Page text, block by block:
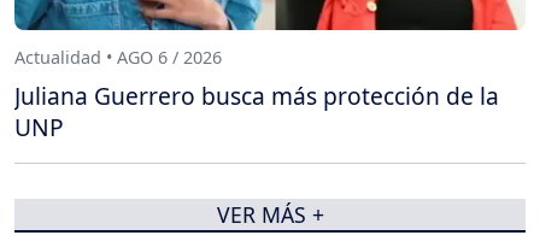
Actualidad • AGO 6 / 2026
Juliana Guerrero busca más protección de la
UNP
VER MÁS +